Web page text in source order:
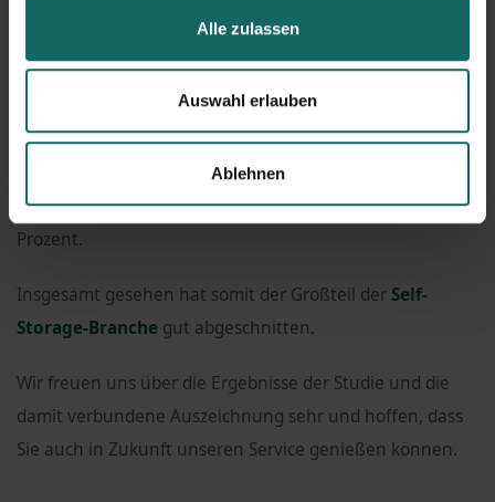
Alle zulassen
Auswahl erlauben
Ablehnen
Platz eins ist in der Kategorie „Internetauftritt“ das
Stichwort: Dort holte sich dieLAGERBOXglatte 100,0
Prozent.
Insgesamt gesehen hat somit der Großteil der Self-
Storage-Branche gut abgeschnitten.
Wir freuen uns über die Ergebnisse der Studie und die
damit verbundene Auszeichnung sehr und hoffen, dass
Sie auch in Zukunft unseren Service genießen können.